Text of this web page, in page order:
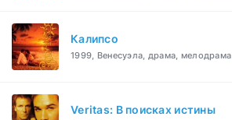
Калипсо
1999, Венесуэла, драма, мелодрама
Veritas: В поисках истины